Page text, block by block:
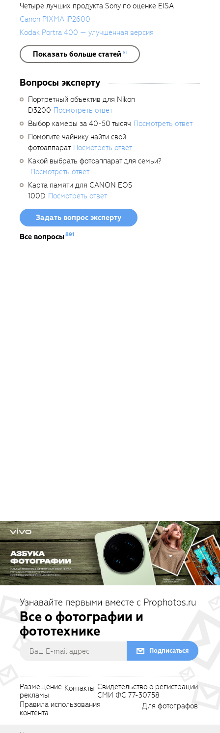
Четыре лучших продукта Sony по оценке EISA
Canon PIXMA iP2600
Kodak Portra 400 — улучшенная версия
Показать больше статей 81
Вопросы эксперту
Портретный объектив для Nikon
D3200 Посмотреть ответ
Выбор камеры за 40-50 тысяч Посмотреть ответ
Помогите чайнику найти свой
фотоаппарат Посмотреть ответ
Какой выбрать фотоаппарат для семьи?
Посмотреть ответ
Карта памяти для CANON EOS
100D Посмотреть ответ
Задать вопрос эксперту
Все вопросы891
Узнавайте первыми вместе с Prophotos.ru
Все о фотографии и
фототехнике
Подписаться
Размещение
рекламы
Контакты Свидетельство о регистрации
СМИ ФС 77-30758
Правила использования
контента
Для фотографов